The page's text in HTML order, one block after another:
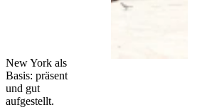
New York als
Basis: präsent
und gut
aufgestellt.